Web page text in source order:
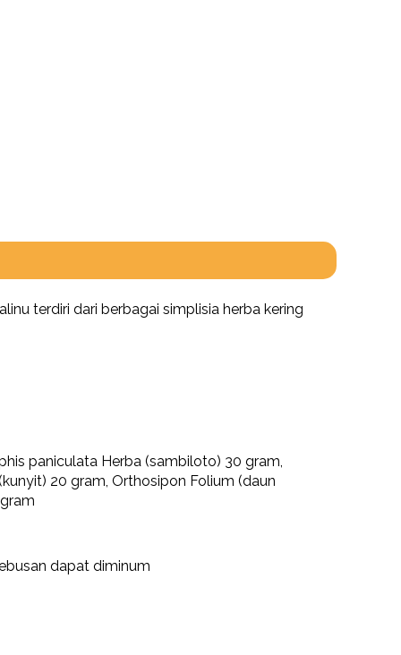
terdiri dari berbagai simplisia herba kering
paniculata Herba (sambiloto) 30 gram,
20 gram, Orthosipon Folium (daun
dapat diminum